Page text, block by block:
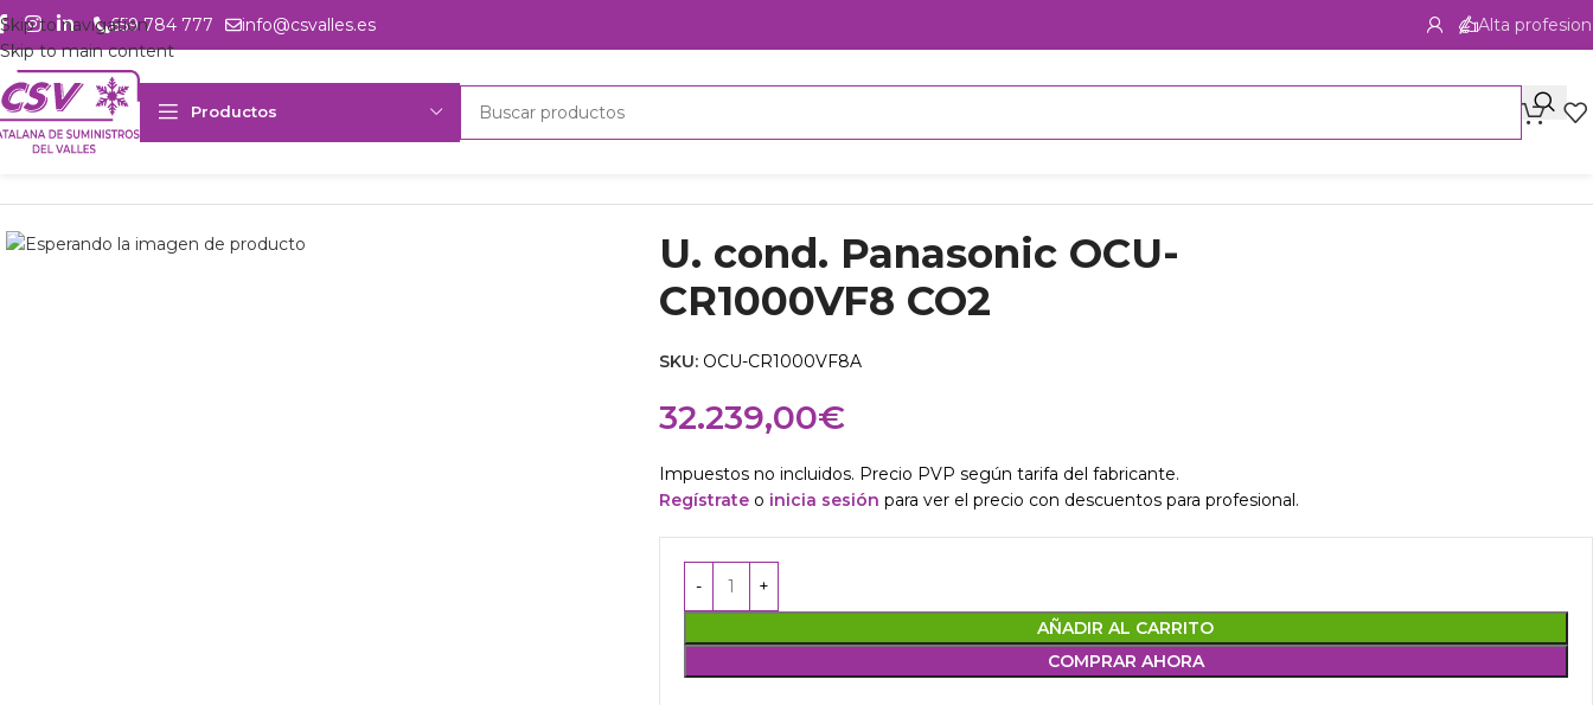
Skip to navigation
Skip to main content
659 784 777 info@csvalles.es Alta
Productos
Inicio Productos
U. cond. Panasonic OCU-
CR1000VF8 CO2
SKU: OCU-CR1000VF8A
32.239,00€
Impuestos no incluidos. Precio PVP según tarifa del fabricante.
Regístrateo inicia sesión para ver el precio con descuentos para profesional.
AÑADIR AL CARRITO
COMPRAR AHORA